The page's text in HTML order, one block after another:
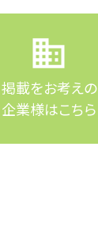
掲載をお考えの
企業様はこちら